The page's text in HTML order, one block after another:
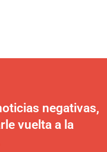
negativas,
vuelta a la